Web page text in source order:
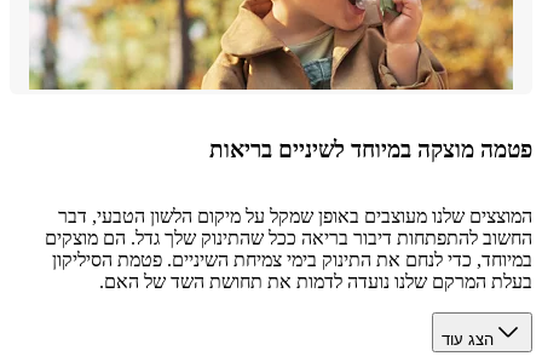
מוצקה במיוחד לשיניים בריאות
שלנו מעוצבים באופן שמקל על מיקום הלשון הטבעי, דבר
להתפתחות דיבור בריאה ככל שהתינוק שלך גדל. הם מוצקים
כדי לנחם את התינוק בימי צמיחת השיניים. פטמת הסיליקון
המרקם שלנו נועדה לדמות את תחושת השד של האם.
הצג עוד